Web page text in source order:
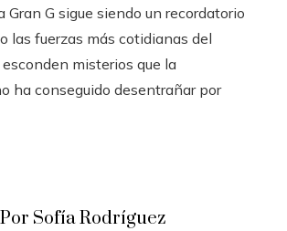
Gran G sigue siendo un recordatorio
las fuerzas más cotidianas del
misterios que la
ha conseguido desentrañar por
Por Sofía Rodríguez